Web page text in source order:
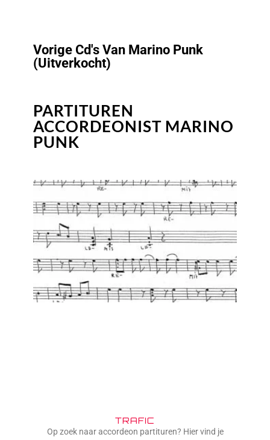
Vorige Cd's Van Marino Punk
(uitverkocht)
PARTITUREN
ACCORDEONIST MARINO
PUNK
TRAFIC
Op zoek naar accordeon partituren? Hier vind je